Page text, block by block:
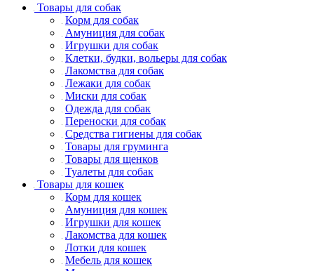
Товары для собак
Корм для собак
Амуниция для собак
Игрушки для собак
Клетки, будки, вольеры для собак
Лакомства для собак
Лежаки для собак
Миски для собак
Одежда для собак
Переноски для собак
Средства гигиены для собак
Товары для груминга
Товары для щенков
Туалеты для собак
Товары для кошек
Корм для кошек
Амуниция для кошек
Игрушки для кошек
Лакомства для кошек
Лотки для кошек
Мебель для кошек